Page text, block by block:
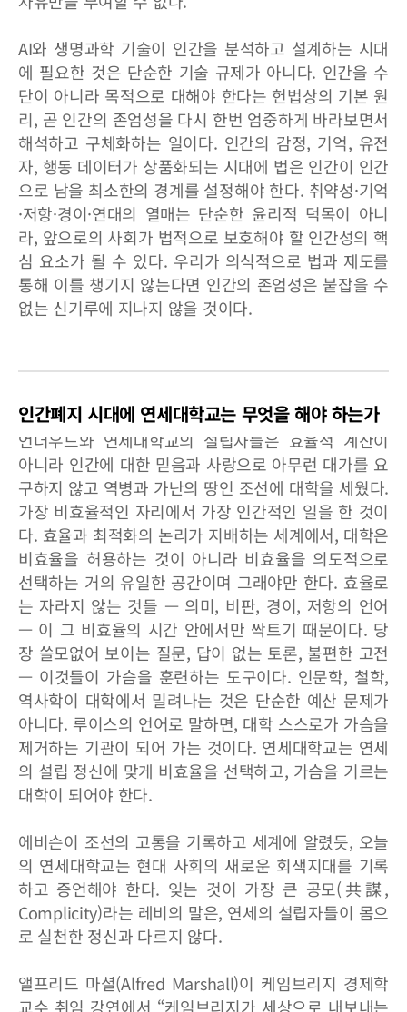
AI와 생명과학 기술이 인간을 분석하고 설계하는 시대
에 필요한 것은 단순한 기술 규제가 아니다. 인간을 수
단이 아니라 목적으로 대해야 한다는 헌법상의 기본 원
리, 곧 인간의 존엄성을 다시 한번 엄중하게 바라보면서
해석하고 구체화하는 일이다. 인간의 감정, 기억, 유전
자, 행동 데이터가 상품화되는 시대에 법은 인간이 인간
으로 남을 최소한의 경계를 설정해야 한다. 취약성·기억
·저항·경이·연대의 열매는 단순한 윤리적 덕목이 아니
라, 앞으로의 사회가 법적으로 보호해야 할 인간성의 핵
심 요소가 될 수 있다. 우리가 의식적으로 법과 제도를
통해 이를 챙기지 않는다면 인간의 존엄성은 붙잡을 수
없는 신기루에 지나지 않을 것이다.
인간폐지 시대에 연세대학교는 무엇을 해야 하는가
언더우드와 연세대학교의 설립자들은 효율적 계산이
아니라 인간에 대한 믿음과 사랑으로 아무런 대가를 요
구하지 않고 역병과 가난의 땅인 조선에 대학을 세웠다.
가장 비효율적인 자리에서 가장 인간적인 일을 한 것이
다. 효율과 최적화의 논리가 지배하는 세계에서, 대학은
비효율을 허용하는 것이 아니라 비효율을 의도적으로
선택하는 거의 유일한 공간이며 그래야만 한다. 효율로
는 자라지 않는 것들 — 의미, 비판, 경이, 저항의 언어
— 이 그 비효율의 시간 안에서만 싹트기 때문이다. 당
장 쓸모없어 보이는 질문, 답이 없는 토론, 불편한 고전
— 이것들이 가슴을 훈련하는 도구이다. 인문학, 철학,
역사학이 대학에서 밀려나는 것은 단순한 예산 문제가
아니다. 루이스의 언어로 말하면, 대학 스스로가 가슴을
제거하는 기관이 되어 가는 것이다. 연세대학교는 연세
의 설립 정신에 맞게 비효율을 선택하고, 가슴을 기르는
대학이 되어야 한다.
에비슨이 조선의 고통을 기록하고 세계에 알렸듯, 오늘
의 연세대학교는 현대 사회의 새로운 회색지대를 기록
하고 증언해야 한다. 잊는 것이 가장 큰 공모(共謀,
Complicity)라는 레비의 말은, 연세의 설립자들이 몸으
로 실천한 정신과 다르지 않다.
앨프리드 마셜(Alfred Marshall)이 케임브리지 경제학
교수 취임 강연에서 “케임브리지가 세상으로 내보내는